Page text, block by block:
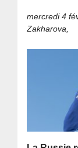
mercredi 4
Zakharova,